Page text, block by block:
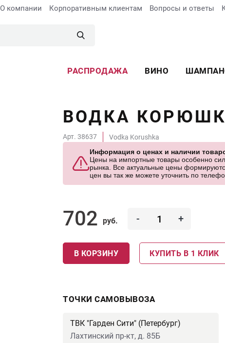
О компании Корпоративным клиентам Вопросы и ответы
РАСПРОДАЖА ВИНО
ВОДКА
Арт. 38637
Vodka Korushka
Информация о ценах и наличии
Цены на импортные товары особенно
рынка. Все актуальные цены
цен вы так же можете уточнить по
702 руб. - +
В КОРЗИНУ КУПИТЬ В 1 КЛИК
ТОЧКИ САМОВЫВОЗА
ТВК "Гарден Сити" (Петербург)
Лахтинский пр-кт, д. 85Б